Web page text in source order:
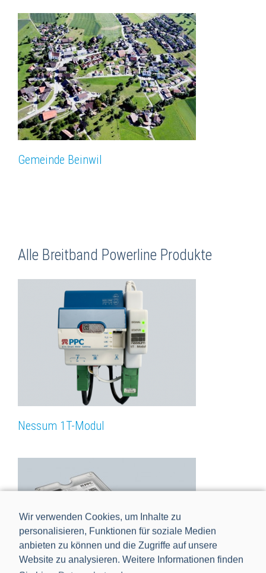
Wir verwenden Cookies, um Inhalte zu
personalisieren, Funktionen für soziale Medien
anbieten zu können und die Zugriffe auf unsere
Website zu analysieren. Weitere Informationen finden
Gemeinde Beinwil
Alle Breitband Powerline Produkte
Nessum 1T-Modul